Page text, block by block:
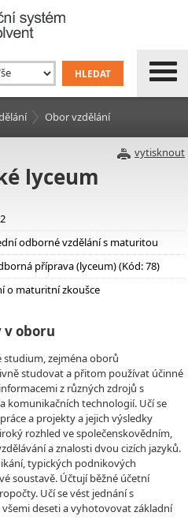
Obor vzdělání
vytisknout
lyceum
odborné vzdělání s maturitou
příprava (lyceum) (Kód: 78)
o maturitní zkoušce
oboru
studium, zejména oborů
studovat a přitom používat účinné
z různých zdrojů s
komunikačních technologií. Učí se
a projekty a jejich výsledky
rozhled ve společenskovědním,
a znalosti dvou cizích jazyků.
typických podnikových
soustavě. Účtují běžné účetní
Učí se vést jednání s
deseti a vyhotovovat základní